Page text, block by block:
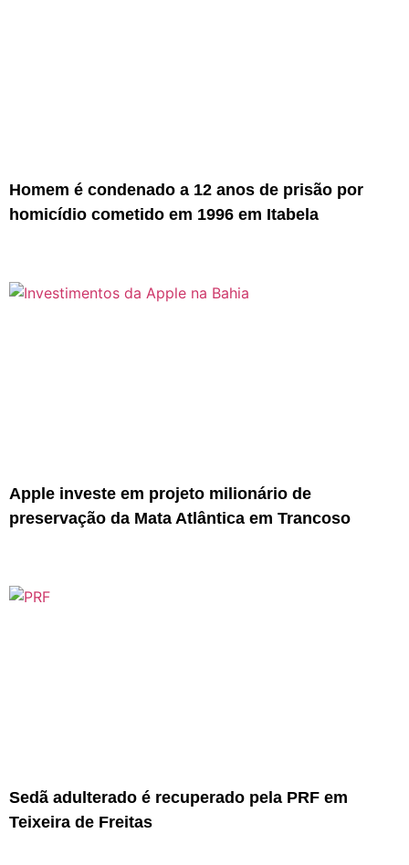
Homem é condenado a 12 anos de prisão por
homicídio cometido em 1996 em Itabela
Apple investe em projeto milionário de
preservação da Mata Atlântica em Trancoso
Sedã adulterado é recuperado pela PRF em
Teixeira de Freitas